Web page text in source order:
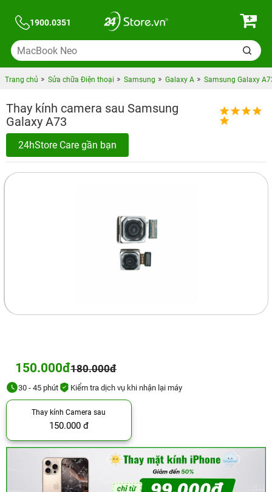
1900.0351
Trang chủ Sửa chữa Điện thoại Samsung Galaxy A Samsung Galaxy
Thay kính camera sau Samsung
Galaxy A73
24hStore Care gần bạn
150.000đ180.000đ
30 - 45 phút Kiểm tra dịch vụ khi nhận lại máy
Thay kính Camera sau
150.000 đ